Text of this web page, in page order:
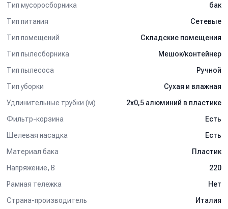
Тип мусоросборника
бак
Тип питания
Сетевые
Тип помещений
Складские помещения
Тип пылесборника
Мешок/контейнер
Тип пылесоса
Ручной
Тип уборки
Сухая и влажная
Удлинительные трубки (м)
2х0,5 алюминий в пластике
Фильтр-корзина
Есть
Щелевая насадка
Есть
Материал бака
Пластик
Напряжение, В
220
Рамная тележка
Нет
Страна-производитель
Италия